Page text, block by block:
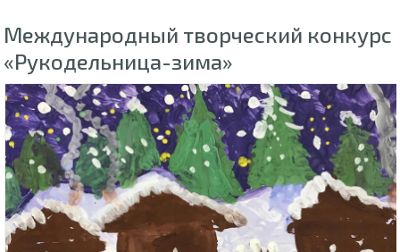
Международный творческий конкурс
«Рукодельница-зима»